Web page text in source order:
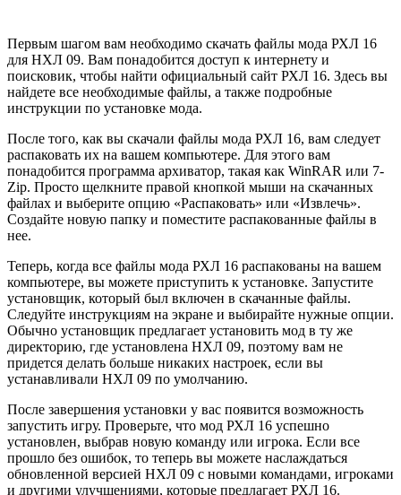
Первым шагом вам необходимо скачать файлы мода РХЛ 16
для НХЛ 09. Вам понадобится доступ к интернету и
поисковик, чтобы найти официальный сайт РХЛ 16. Здесь вы
найдете все необходимые файлы, а также подробные
инструкции по установке мода.
После того, как вы скачали файлы мода РХЛ 16, вам следует
распаковать их на вашем компьютере. Для этого вам
понадобится программа архиватор, такая как WinRAR или 7-
Zip. Просто щелкните правой кнопкой мыши на скачанных
файлах и выберите опцию «Распаковать» или «Извлечь».
Создайте новую папку и поместите распакованные файлы в
нее.
Теперь, когда все файлы мода РХЛ 16 распакованы на вашем
компьютере, вы можете приступить к установке. Запустите
установщик, который был включен в скачанные файлы.
Следуйте инструкциям на экране и выбирайте нужные опции.
Обычно установщик предлагает установить мод в ту же
директорию, где установлена НХЛ 09, поэтому вам не
придется делать больше никаких настроек, если вы
устанавливали НХЛ 09 по умолчанию.
После завершения установки у вас появится возможность
запустить игру. Проверьте, что мод РХЛ 16 успешно
установлен, выбрав новую команду или игрока. Если все
прошло без ошибок, то теперь вы можете наслаждаться
обновленной версией НХЛ 09 с новыми командами, игроками
и другими улучшениями, которые предлагает РХЛ 16.